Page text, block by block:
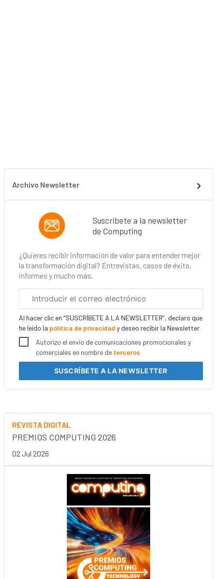
Archivo Newsletter
Suscríbete a la newsletter
de Computing
¿Quieres recibir información de valor para entender mejor
la transformación digital? Entrevistas, casos de éxito,
informes y mucho más.
electrónico
Al hacer clic en “SUSCRÍBETE A LA NEWSLETTER”, declaro que
he leído la política de privacidad y deseo recibir la Newsletter
Autorizo el envío de comunicaciones promocionales y
comerciales en nombre de terceros
SUSCRÍBETEA LA NEWSLETTER
REVISTA DIGITAL
PREMIOS COMPUTING 2026
02 Jul 2026